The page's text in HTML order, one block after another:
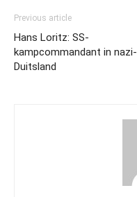
Previous article
Hans Loritz: SS-
kampcommandant in nazi-
Duitsland